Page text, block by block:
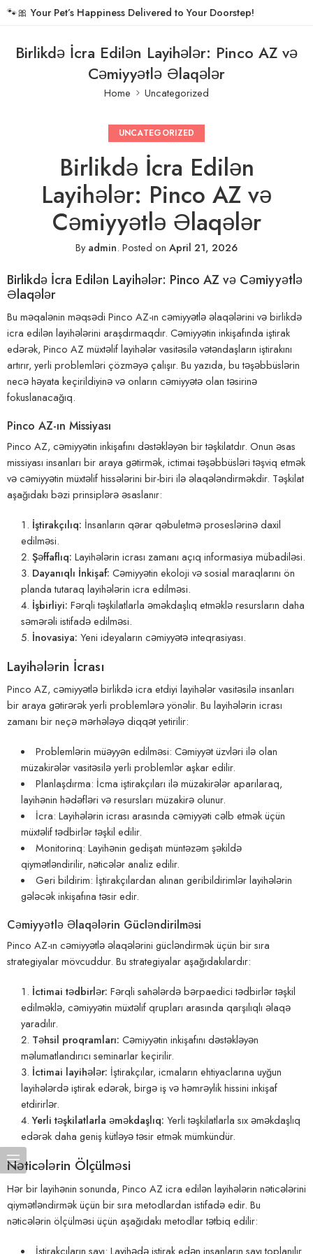
🐾🎀Your Pet’s Happiness Delivered to Your Doorstep!
Birlikdə İcra Edilən Layihələr: Pinco AZ və
Cəmiyyətlə Əlaqələr
Home Uncategorized
UNCATEGORIZED
Birlikdə İcra Edilən
Layihələr: Pinco AZ və
Cəmiyyətlə Əlaqələr
Byadmin. Posted on April 21, 2026
Birlikdə İcra Edilən Layihələr: Pinco AZ və Cəmiyyətlə
Əlaqələr
Bu məqalənin məqsədi Pinco AZ-ın cəmiyyətlə əlaqələrini və birlikdə
icra edilən layihələrini araşdırmaqdır. Cəmiyyətin inkişafında iştirak
edərək, Pinco AZ müxtəlif layihələr vasitəsilə vətəndaşların iştirakını
artırır, yerli problemləri çözməyə çalışır. Bu yazıda, bu təşəbbüslərin
necə həyata keçirildiyinə və onların cəmiyyətə olan təsirinə
fokuslanacağıq.
Pinco AZ-ın Missiyası
Pinco AZ, cəmiyyətin inkişafını dəstəkləyən bir təşkilatdır. Onun əsas
missiyası insanları bir araya gətirmək, ictimai təşəbbüsləri təşviq etmək
və cəmiyyətin müxtəlif hissələrini bir-biri ilə əlaqələndirməkdir. Təşkilat
aşağıdakı bəzi prinsiplərə əsaslanır:
İştirakçılıq: İnsanların qərar qəbuletmə proseslərinə daxil
edilməsi.
Şəffaflıq: Layihələrin icrası zamanı açıq informasiya mübadiləsi.
Dayanıqlı İnkişaf: Cəmiyyətin ekoloji və sosial maraqlarını ön
planda tutaraq layihələrin icra edilməsi.
İşbirliyi: Fərqli təşkilatlarla əməkdaşlıq etməklə resursların daha
səmərəli istifadə edilməsi.
İnovasiya: Yeni ideyaların cəmiyyətə inteqrasiyası.
Layihələrin İcrası
Pinco AZ, cəmiyyətlə birlikdə icra etdiyi layihələr vasitəsilə insanları
bir araya gətirərək yerli problemlərə yönəlir. Bu layihələrin icrası
zamanı bir neçə mərhələyə diqqət yetirilir:
Problemlərin müəyyən edilməsi: Cəmiyyət üzvləri ilə olan
müzakirələr vasitəsilə yerli problemlər aşkar edilir.
Planlaşdırma: İcma iştirakçıları ilə müzakirələr aparılaraq,
layihənin hədəfləri və resursları müzakirə olunur.
İcra: Layihələrin icrası arasında cəmiyyəti cəlb etmək üçün
müxtəlif tədbirlər təşkil edilir.
Monitorinq: Layihənin gedişatı müntəzəm şəkildə
qiymətləndirilir, nəticələr analiz edilir.
Geri bildirim: İştirakçılardan alınan geribildirimlər layihələrin
gələcək inkişafına təsir edir.
Cəmiyyətlə Əlaqələrin Gücləndirilməsi
Pinco AZ-ın cəmiyyətlə əlaqələrini gücləndirmək üçün bir sıra
strategiyalar mövcuddur. Bu strategiyalar aşağıdakılardır:
İctimai tədbirlər: Fərqli sahələrdə bərpaedici tədbirlər təşkil
edilməklə, cəmiyyətin müxtəlif qrupları arasında qarşılıqlı əlaqə
yaradılır.
Təhsil proqramları: Cəmiyyətin inkişafını dəstəkləyən
məlumatlandırıcı seminarlar keçirilir.
İctimai layihələr: İştirakçılar, icmaların ehtiyaclarına uyğun
layihələrdə iştirak edərək, birgə iş və həmrəylik hissini inkişaf
etdirirlər.
Yerli təşkilatlarla əməkdaşlıq: Yerli təşkilatlarla sıx əməkdaşlıq
edərək daha geniş kütləyə təsir etmək mümkündür.
Nəticələrin Ölçülməsi
Hər bir layihənin sonunda, Pinco AZ icra edilən layihələrin nəticələrini
qiymətləndirmək üçün bir sıra metodlardan istifadə edir. Bu
nəticələrin ölçülməsi üçün aşağıdakı metodlar tətbiq edilir:
İştirakçıların sayı: Layihədə iştirak edən insanların sayı toplanılır.